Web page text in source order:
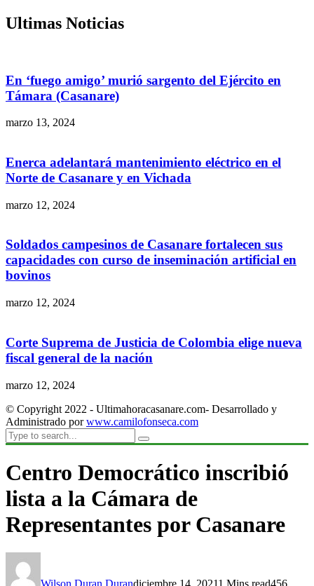
Ultimas Noticias
En ‘fuego amigo’ murió sargento del Ejército en
Támara (Casanare)
marzo 13, 2024
Enerca adelantará mantenimiento eléctrico en el
Norte de Casanare y en Vichada
marzo 12, 2024
Soldados campesinos de Casanare fortalecen sus
capacidades con curso de inseminación artificial en
bovinos
marzo 12, 2024
Corte Suprema de Justicia de Colombia elige nueva
fiscal general de la nación
marzo 12, 2024
© Copyright 2022 - Ultimahoracasanare.com- Desarrollado y
Administrado porwww.camilofonseca.com
Centro Democrático inscribió
lista a la Cámara de
Representantes por Casanare